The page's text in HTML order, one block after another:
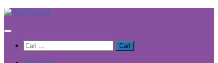
Skip
content
Cari
untuk: